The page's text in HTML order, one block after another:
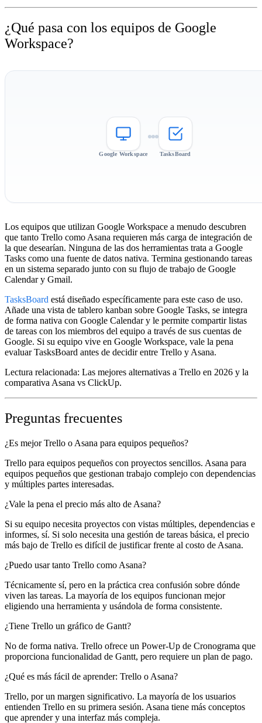
¿Qué pasa con los equipos de Google
Workspace?
Google Workspace TasksBoard
Los equipos que utilizan Google Workspace a menudo descubren
que tanto Trello como Asana requieren más carga de integración de
la que desearían. Ninguna de las dos herramientas trata a Google
Tasks como una fuente de datos nativa. Termina gestionando tareas
en un sistema separado junto con su flujo de trabajo de Google
Calendar y Gmail.
TasksBoard está diseñado específicamente para este caso de uso.
Añade una vista de tablero kanban sobre Google Tasks, se integra
de forma nativa con Google Calendar y le permite compartir listas
de tareas con los miembros del equipo a través de sus cuentas de
Google. Si su equipo vive en Google Workspace, vale la pena
evaluar TasksBoard antes de decidir entre Trello y Asana.
Lectura relacionada: Las mejores alternativas a Trello en 2026 y la
comparativa Asana vs ClickUp.
Preguntas frecuentes
¿Es mejor Trello o Asana para equipos pequeños?
Trello para equipos pequeños con proyectos sencillos. Asana para
equipos pequeños que gestionan trabajo complejo con dependencias
y múltiples partes interesadas.
¿Vale la pena el precio más alto de Asana?
Si su equipo necesita proyectos con vistas múltiples, dependencias e
informes, sí. Si solo necesita una gestión de tareas básica, el precio
más bajo de Trello es difícil de justificar frente al costo de Asana.
¿Puedo usar tanto Trello como Asana?
Técnicamente sí, pero en la práctica crea confusión sobre dónde
viven las tareas. La mayoría de los equipos funcionan mejor
eligiendo una herramienta y usándola de forma consistente.
¿Tiene Trello un gráfico de Gantt?
No de forma nativa. Trello ofrece un Power-Up de Cronograma que
proporciona funcionalidad de Gantt, pero requiere un plan de pago.
¿Qué es más fácil de aprender: Trello o Asana?
Trello, por un margen significativo. La mayoría de los usuarios
entienden Trello en su primera sesión. Asana tiene más conceptos
que aprender y una interfaz más compleja.